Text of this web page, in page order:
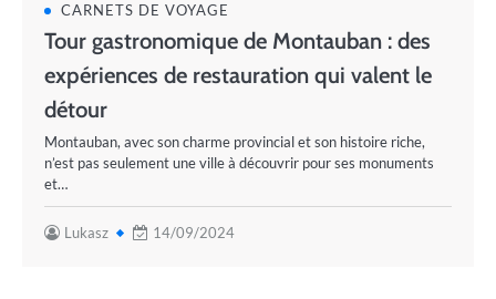
CARNETS DE VOYAGE
Tour gastronomique de Montauban : des
expériences de restauration qui valent le
détour
Montauban, avec son charme provincial et son histoire riche,
n’est pas seulement une ville à découvrir pour ses monuments
et…
Lukasz 14/09/2024